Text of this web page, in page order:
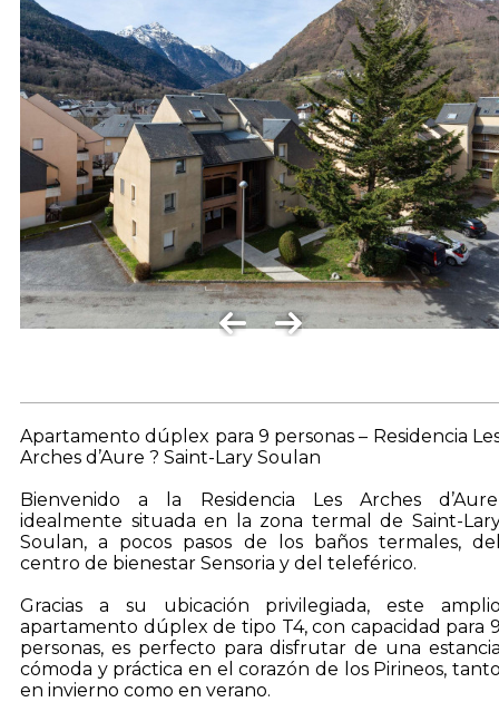
Apartamento dúplex para 9 personas – Residencia
Arches d’Aure ? Saint-Lary Soulan
Bienvenido a la Residencia Les Arches
idealmente situada en la zona termal de Saint-
Soulan, a pocos pasos de los baños termales,
centro de bienestar Sensoria y del teleférico.
Gracias a su ubicación privilegiada, este
apartamento dúplex de tipo T4, con capacidad para
personas, es perfecto para disfrutar de una
cómoda y práctica en el corazón de los Pirineos,
en invierno como en verano.